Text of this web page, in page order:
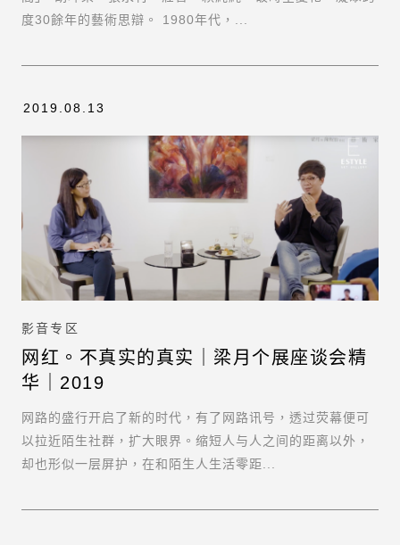
度30餘年的藝術思辯。 1980年代，...
2019.08.13
影音专区
网红。不真实的真实｜梁月个展座谈会精
华｜2019
网路的盛行开启了新的时代，有了网路讯号，透过荧幕便可
以拉近陌生社群，扩大眼界。缩短人与人之间的距离以外，
却也形似一层屏护，在和陌生人生活零距...